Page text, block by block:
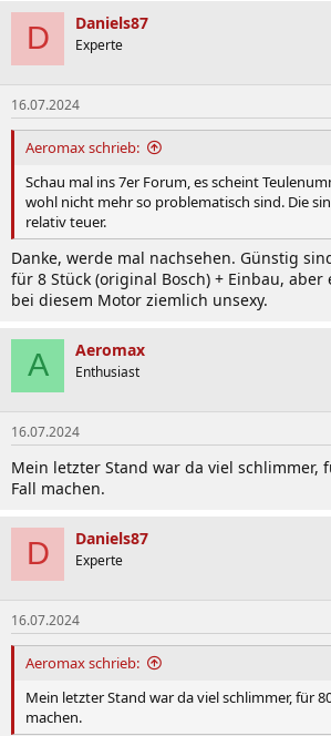
D Daniels87
Experte
16.07.2024
Aeromax schrieb:
Schau mal ins 7er Forum, es scheint
wohl nicht mehr so problematisch sind. Die
relativ teuer.
Danke, werde mal nachsehen. Günstig
für 8 Stück (original Bosch) + Einbau,
bei diesem Motor ziemlich unsexy.
A Aeromax
Enthusiast
16.07.2024
Mein letzter Stand war da viel schlimmer,
Fall machen.
D Daniels87
Experte
16.07.2024
Aeromax schrieb:
Mein letzter Stand war da viel schlimmer, für
machen.